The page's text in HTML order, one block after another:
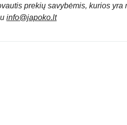
prekių savybėmis, kurios
info@japoko.lt